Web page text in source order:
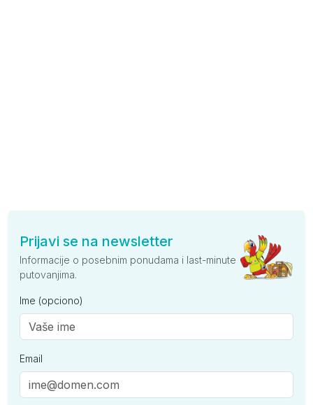
Prijavi se na newsletter
Informacije o posebnim ponudama i last-minute
putovanjima.
Ime (opciono)
Email